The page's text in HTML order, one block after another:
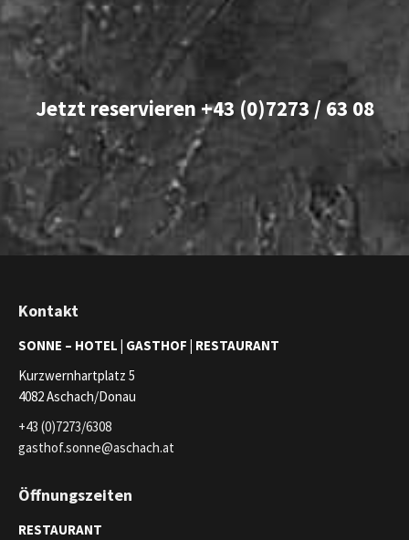
Jetzt reservieren +43 (0)7273 / 63 08
Kontakt
SONNE – HOTEL | GASTHOF | RESTAURANT
Kurzwernhartplatz 5
4082 Aschach/Donau
+43 (0)7273/6308
gasthof.sonne@aschach.at
Öffnungszeiten
RESTAURANT